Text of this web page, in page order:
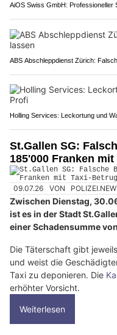
AiOS Swiss GmbH: Professioneller
ABS Abschleppdienst Zürich:
Holling Services: Leckortung und
St.Gallen SG:
185'000 Franken
09.07.26 VON
Zwischen Dienstag,
ist es in der Stadt
einer Schadensumme
Die Täterschaft gibt
und weist die
Taxi zu deponieren. Die
erhöhter Vorsicht.
Weiterlesen